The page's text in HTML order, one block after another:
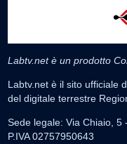
Labtv.net è un prodotto
Labtv.net è il sito ufficiale
del digitale terrestre
Sede legale: Via Chiaio, 5
P.IVA 02757950643